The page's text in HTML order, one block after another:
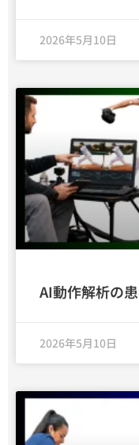
2026年5月10日
AI動作解析の
2026年5月10日